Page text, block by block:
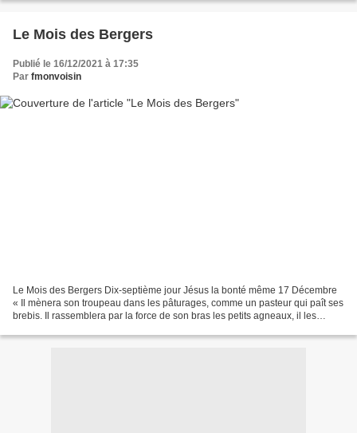
Le Mois des Bergers
Publié le 16/12/2021 à 17:35
Par fmonvoisin
Le Mois des Bergers Dix-septième jour Jésus la bonté même 17 Décembre
« Il mènera son troupeau dans les pâturages, comme un pasteur qui paît ses
brebis. Il rassemblera par la force de son bras les petits agneaux, il les